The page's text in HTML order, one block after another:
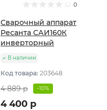
0
Сварочный аппарат
Ресанта САИ160К
инверторный
В наличии
Код товара: 203648
4 889 р -10%
4 400 р